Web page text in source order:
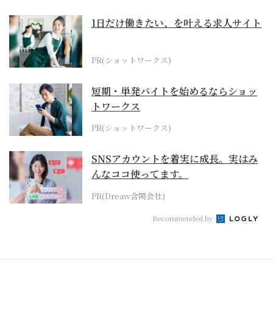
1日だけ働きたい、を叶える求人サイト
PR(ショットワークス)
短期・単発バイトを始めるならショッ
トワークス
PR(ショットワークス)
SNSアカウントを着実に成長。実はみ
んなココ使ってます。
PR(Dreaw合同会社)
Recommended by